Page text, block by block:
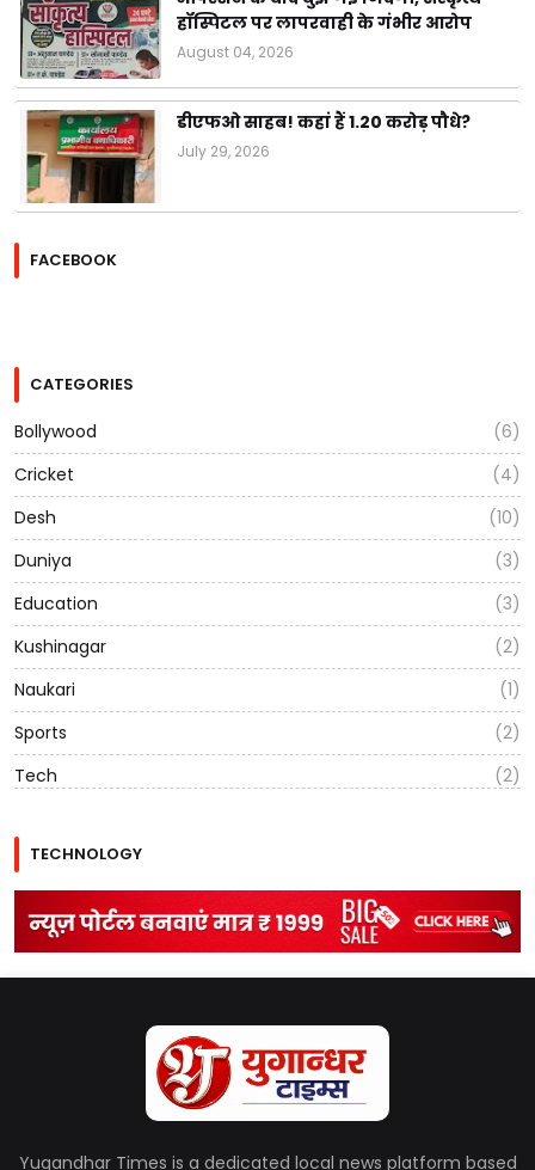
हॉस्पिटल पर लापरवाही के गंभीर आरोप
August 04, 2026
डीएफओ साहब! कहां हैं 1.20 करोड़ पौधे?
July 29, 2026
FACEBOOK
CATEGORIES
Bollywood
(6)
Cricket
(4)
Desh
(10)
Duniya
(3)
Education
(3)
Kushinagar
(2)
Naukari
(1)
Sports
(2)
Tech
(2)
TECHNOLOGY
Yugandhar Times is a dedicated local news platform based